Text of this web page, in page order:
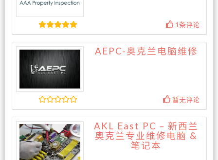
1条评论
AEPC-奥克兰电脑维修
暂无评论
AKL East PC – 新西兰
奥克兰专业维修电脑 &
笔记本